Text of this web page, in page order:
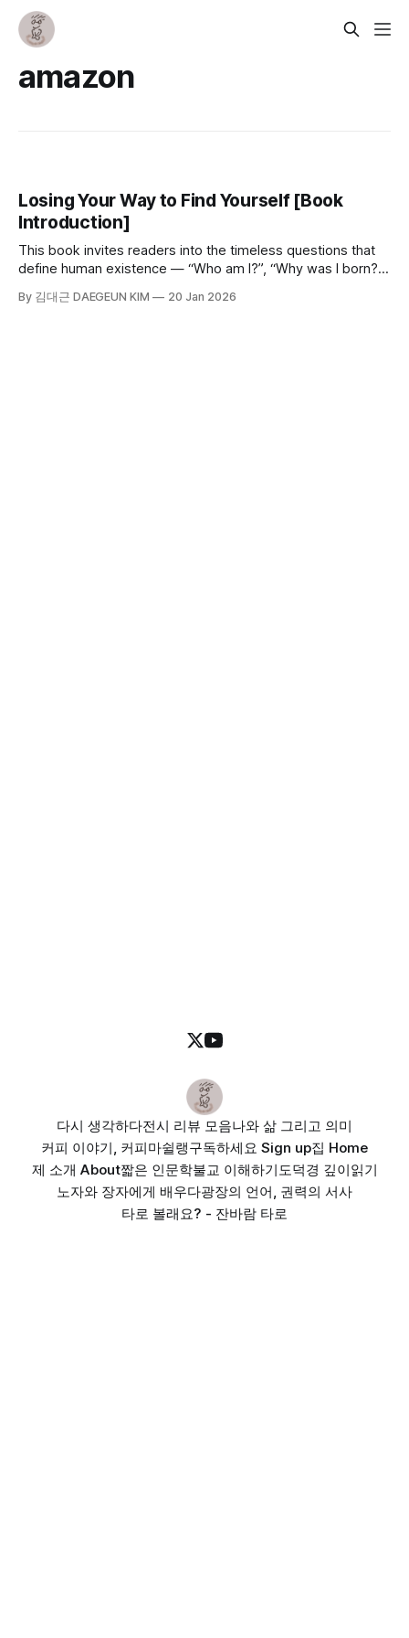
amazon
Losing Your Way to Find Yourself [Book
Introduction]
This book invites readers into the timeless questions that
define human existence — “Who am I?”, “Why was I born?”,
restless questions, Losing Your Way to Find Yourself offers
By 김대근 DAEGEUN KIM 20 Jan 2026
다시 생각하다전시 리뷰 모음나와 삶 그리고 의미
커피 이야기, 커피마쉴랭구독하세요 Sign up집 Home
제 소개 About짧은 인문학불교 이해하기도덕경 깊이읽기
노자와 장자에게 배우다광장의 언어, 권력의 서사
타로 볼래요? - 잔바람 타로